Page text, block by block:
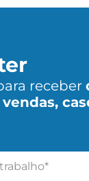
receber